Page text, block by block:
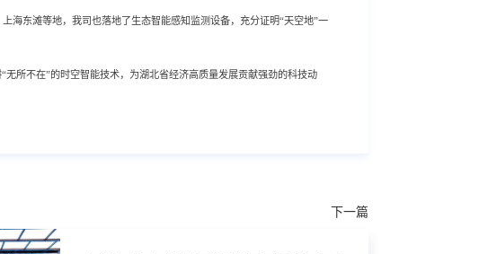
上海东滩等地，我司也落地了生态智能感知监测设备，充分证明“天空地”一
所不在”的时空智能技术，为湖北省经济高质量发展贡献强劲的科技动
下一篇